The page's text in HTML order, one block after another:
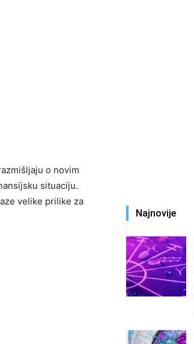
o novim
situaciju.
velike prilike za
Najnovije